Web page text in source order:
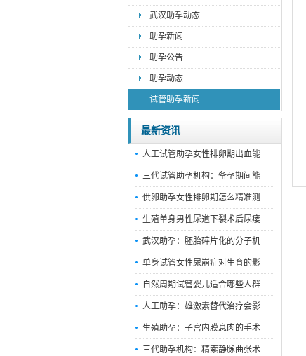
武汉助孕动态
助孕新闻
助孕公告
助孕动态
试管助孕新闻
最新资讯
人工试管助孕女性排卵期出血能
三代试管助孕机构：备孕期间能
供卵助孕女性排卵期怎么精准测
生殖单身男性尿道下裂术后尿瘘
武汉助孕：胚胎碎片化的分子机
单身试管女性尿崩症对生育的影
自然周期试管婴儿适合哪些人群
人工助孕：雄激素替代治疗会影
生殖助孕：子宫内膜息肉的手术
三代助孕机构：精索静脉曲张术